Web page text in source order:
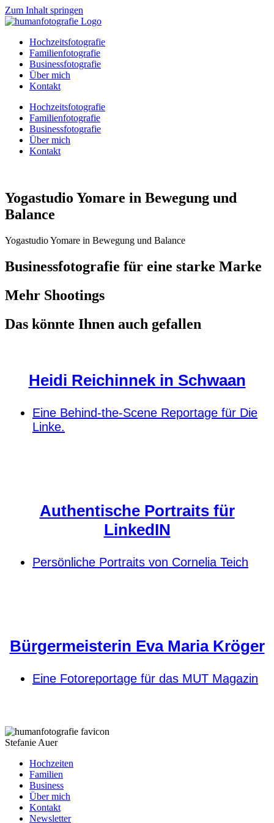
Zum Inhalt springen
Hochzeitsfotografie
Familienfotografie
Businessfotografie
Über mich
Kontakt
Hochzeitsfotografie
Familienfotografie
Businessfotografie
Über mich
Kontakt
Yogastudio Yomare in Bewegung und
Balance
Yogastudio Yomare in Bewegung und Balance
Businessfotografie für eine starke Marke
Mehr Shootings
Das könnte Ihnen auch gefallen
Heidi Reichinnek in Schwaan
Eine Behind-the-Scene Reportage für Die
Linke.
Authentische Portraits für
LinkedIN
Persönliche Portraits von Cornelia Teich
Bürgermeisterin Eva Maria Kröger
Eine Fotoreportage für das MUT Magazin
Stefanie Auer
Hochzeiten
Familien
Business
Über mich
Kontakt
Newsletter